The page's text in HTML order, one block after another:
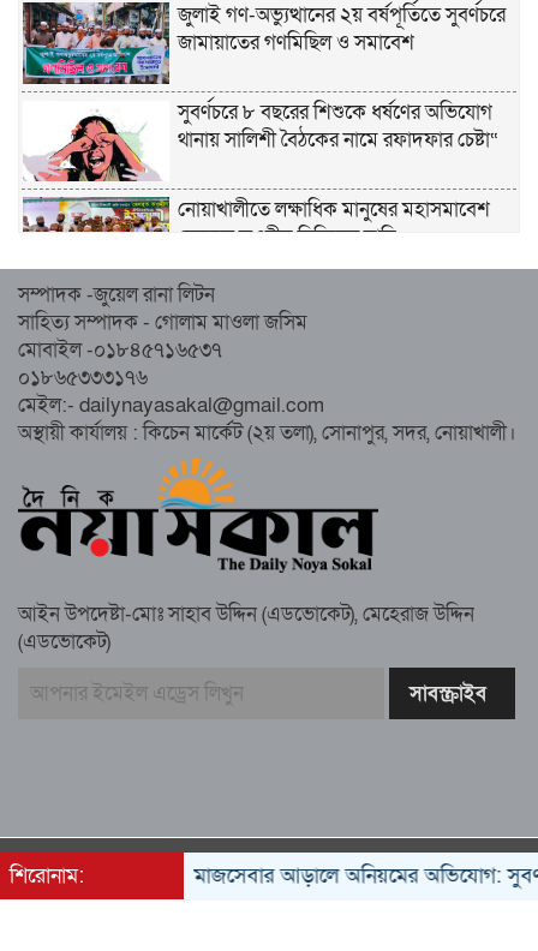
জুলাই গণ-অভ্যুত্থানের ২য় বর্ষপূর্তিতে সুবর্ণচরে
জামায়াতের গণমিছিল ও সমাবেশ
সুবর্ণচরে ৮ বছরের শিশুকে ধর্ষণের অভিযোগ
থানায় সালিশী বৈঠকের নামে রফাদফার চেষ্টা“
নোয়াখালীতে লক্ষাধিক মানুষের মহাসমাবেশ
হেজবুত তওহীদ নিষিদ্ধের দাবি
নোয়াখালীতে ইসলামী মহাসমাবেশের প্রস্তুতি
সম্পন্ন, অংশ নেবেন লক্ষাধিক মানুষ
নোয়াখালীতে ইসলামী ছাত্রশিবিরের ‘অদম্য
জুলাই’ মিছিল
সুবর্ণচরে মায়ের অভিযোগে সাবেক ভাইস
চেয়ারম্যান গ্রেপ্তার
স্মরণ সভায় মিলাদ ও দোয়া
সম্পাদক -জুয়েল রানা লিটন
সাহিত্য সম্পাদক - গোলাম মাওলা জসিম
মোবাইল -০১৮৪৫৭১৬৫৩৭
০১৮৬৫৩৩৩১৭৬
মেইল:- dailynayasakal@gmail.com
অস্থায়ী কার্যালয় : কিচেন মার্কেট (২য় তলা), সোনাপুর, সদর, নোয়াখালী।
আইন উপদেষ্টা-মোঃ সাহাব উদ্দিন (এডভোকেট), মেহেরাজ উদ্দিন
(এডভোকেট)
শিরোনাম: সমাজসেবার আড়ালে অনিয়মের অভিযোগ: সুবর্ণচরের
All rights reserved © 2022